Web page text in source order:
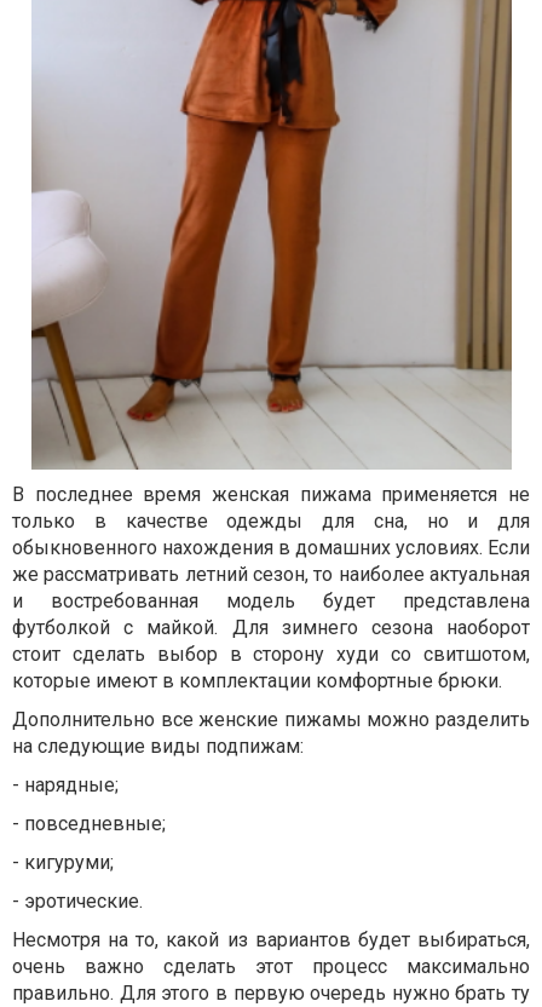
В последнее время женская пижама применяется не
только в качестве одежды для сна, но и для
обыкновенного нахождения в домашних условиях. Если
же рассматривать летний сезон, то наиболее актуальная
и востребованная модель будет представлена
футболкой с майкой. Для зимнего сезона наоборот
стоит сделать выбор в сторону худи со свитшотом,
которые имеют в комплектации комфортные брюки.
Дополнительно все женские пижамы можно разделить
на следующие виды подпижам:
- нарядные;
- повседневные;
- кигуруми;
- эротические.
Несмотря на то, какой из вариантов будет выбираться,
очень важно сделать этот процесс максимально
правильно. Для этого в первую очередь нужно брать ту